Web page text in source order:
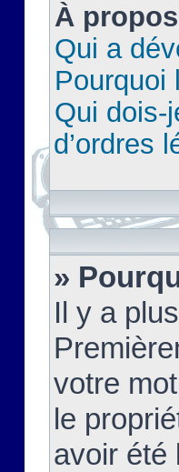
À
Qui a
Pourquoi
Qui dois-
d’ordres
»
Il y a
votre
le
avoir été